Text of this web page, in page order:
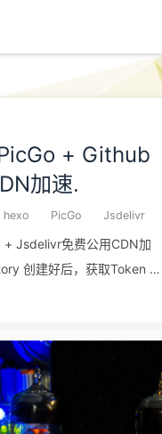
+ Github
加速.
hexo PicGo Jsdelivr
+ Jsdelivr免费公用CDN加
这
装好后，在屏幕右上角会有
）存储